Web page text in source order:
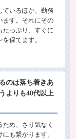
ているほか、勤務
ます。それにその
たっぷり、すぐに
保てます。
のは落ち着きあ
よりも40代以上
め、さり気なく
も繋がります。